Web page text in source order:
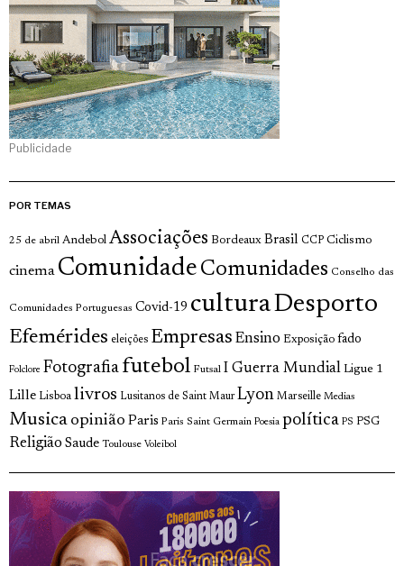
Publicidade
POR TEMAS
25 de abril Andebol Associações Bordeaux Brasil CCP Ciclismo
cinema Comunidade Comunidades Conselho das
Comunidades Portuguesas Covid-19 culturaDesporto
Efemérides eleições Empresas Ensino Exposição fado
Folclore Fotografia futebol Futsal I Guerra Mundial Ligue 1
Lille Lisboa livros Lusitanos de Saint Maur Lyon Marseille Medias
Musica opinião Paris Paris Saint Germain Poesia política PS PSG
Religião Saude Toulouse Voleibol